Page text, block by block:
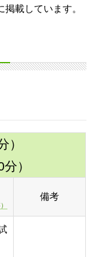
載しています。
）
）
備考